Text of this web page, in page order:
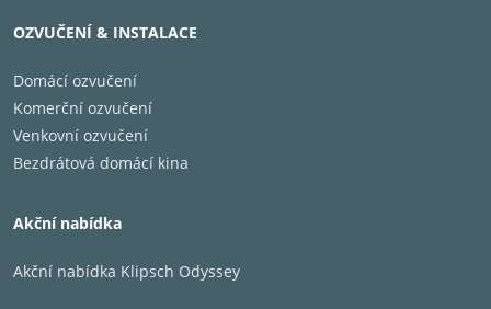
pro HDR HDR10 a HLG nedochází ke ztrátě detailů v
nejtmavších oblastech obrazu, zatímco světlé oblasti
neblednou.
OZVUČENÍ & INSTALACE
Domácí ozvučení
Komerční ozvučení
Venkovní ozvučení
Bezdrátová domácí kina
Akční nabídka
Akční nabídka Klipsch Odyssey